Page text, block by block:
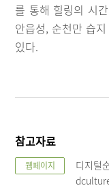
를 통해 힐링의 시
안읍성, 순천만 습
있다.
참고자료
웹페이지
디지털